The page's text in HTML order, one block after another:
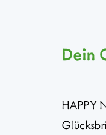
Dein
HAPPY